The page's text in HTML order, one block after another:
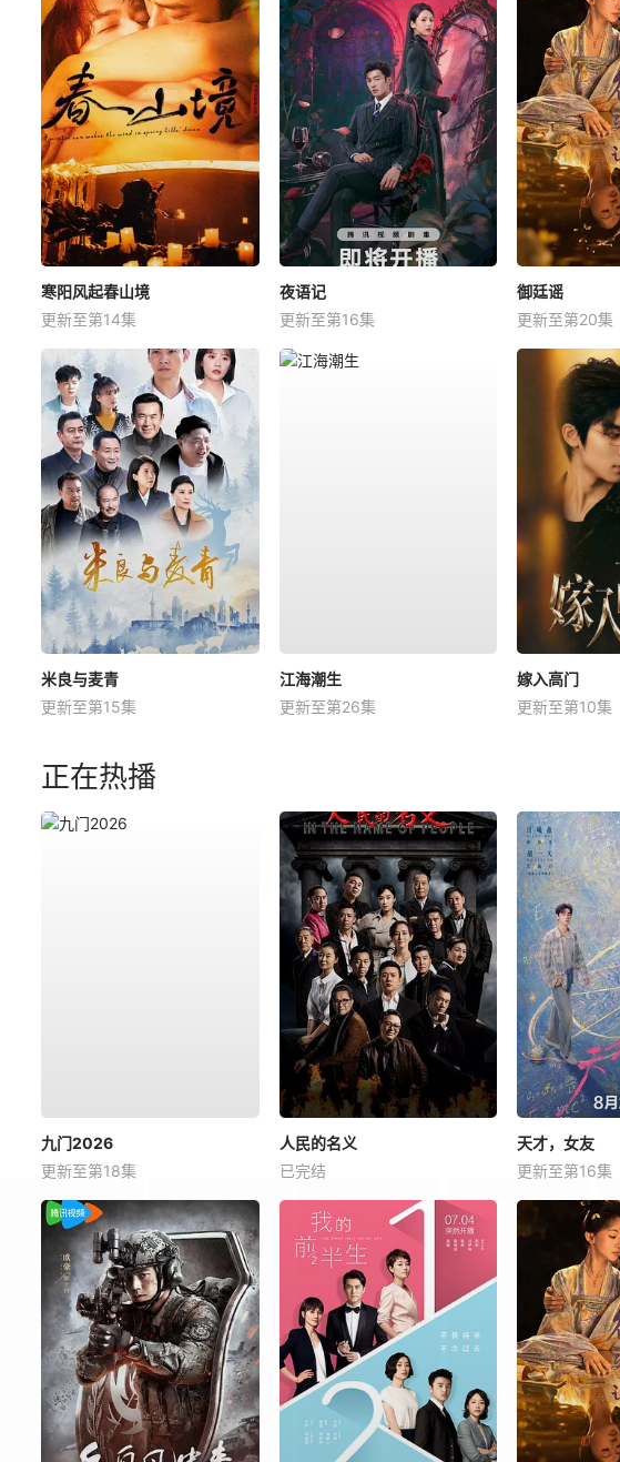
寒阳风起春山境
更新至第14集
夜语记
更新至第16集
御廷谣
更新至第20集
米良与麦青
更新至第15集
江海潮生
更新至第26集
嫁入高门
更新至第10集
正在热播
九门2026
更新至第18集
人民的名义
已完结
天才，女友
更新至第16集